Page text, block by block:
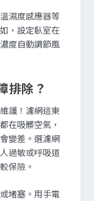
濕度感應器等
，設定臥室在
度自動調節風
排除？
護！濾網這東
在吸髒空氣，
變差。選濾網
過敏或呼吸道
保險。
堵塞。用手電